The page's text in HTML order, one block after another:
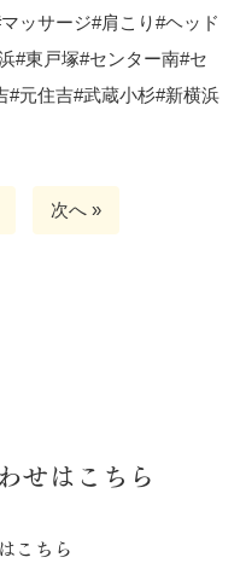
マッサージ#肩こり#ヘッド
#東戸塚#センター南#セ
#元住吉#武蔵小杉#新横浜
次へ »
せはこちら
こちら